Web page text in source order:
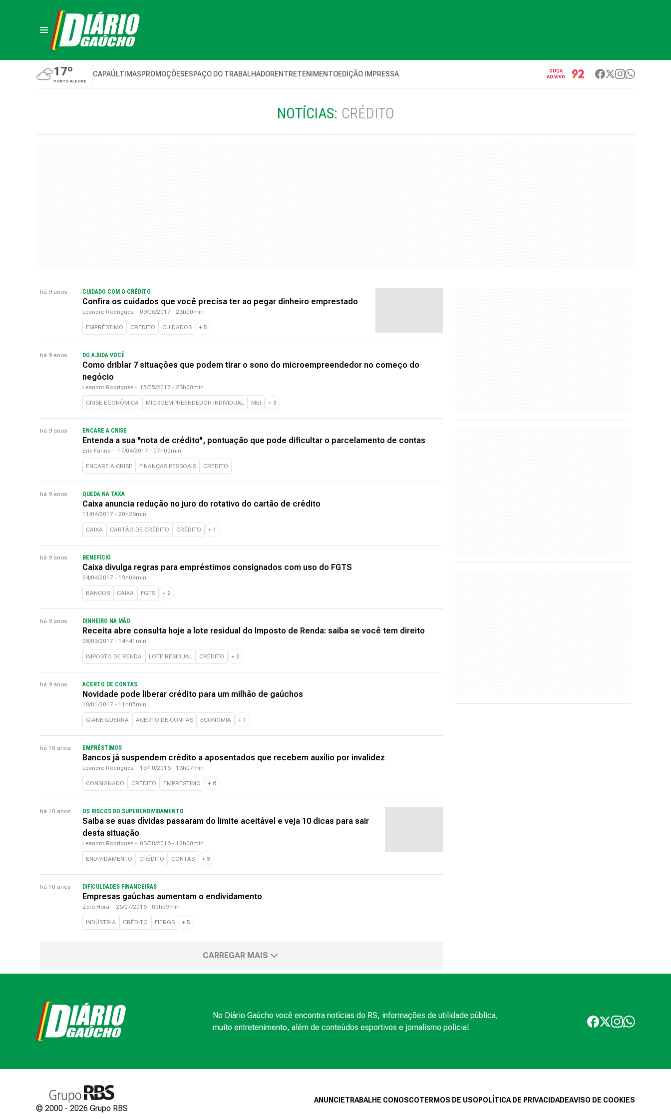
17º
PORTO ALEGRE
CAPAÚLTIMASPROMOÇÕESESPAÇO DO TRABALHADORENTRETENIMENTOEDIÇÃO IMPRESSA
OUÇA
AO VIVO
NOTÍCIAS: CRÉDITO
há 9 anos CUIDADO COM O CRÉDITO
Confira os cuidados que você precisa ter ao pegar dinheiro emprestado
Leandro Rodrigues - 09/06/2017 - 23h00min
EMPRÉSTIMO CRÉDITO CUIDADOS + 5
há 9 anos DG AJUDA VOCÊ
Como driblar 7 situações que podem tirar o sono do microempreendedor no começo do
negócio
Leandro Rodrigues - 15/05/2017 - 23h00min
CRISE ECONÔMICA MICROEMPREENDEDOR INDIVIDUAL MEI + 3
há 9 anos ENCARE A CRISE
Entenda a sua "nota de crédito", pontuação que pode dificultar o parcelamento de contas
Erik Farina - 17/04/2017 - 07h00min
ENCARE A CRISE FINANÇAS PESSOAIS CRÉDITO
há 9 anos QUEDA NA TAXA
Caixa anuncia redução no juro do rotativo do cartão de crédito
11/04/2017 - 20h26min
CAIXA CARTÃO DE CRÉDITO CRÉDITO + 1
há 9 anos BENEFÍCIO
Caixa divulga regras para empréstimos consignados com uso do FGTS
04/04/2017 - 19h04min
BANCOS CAIXA FGTS + 2
há 9 anos DINHEIRO NA MÃO
Receita abre consulta hoje a lote residual do Imposto de Renda: saiba se você tem direito
08/03/2017 - 14h41min
IMPOSTO DE RENDA LOTE RESIDUAL CRÉDITO + 2
há 9 anos ACERTO DE CONTAS
Novidade pode liberar crédito para um milhão de gaúchos
10/01/2017 - 11h05min
GIANE GUERRA ACERTO DE CONTAS ECONOMIA + 1
há 10 anos EMPRÉSTIMOS
Bancos já suspendem crédito a aposentados que recebem auxílio por invalidez
Leandro Rodrigues - 15/10/2016 - 13h07min
CONSIGNADO CRÉDITO EMPRÉSTIMO + 6
há 10 anos OS RISCOS DO SUPERENDIVIDAMENTO
Saiba se suas dívidas passaram do limite aceitável e veja 10 dicas para sair
desta situação
Leandro Rodrigues - 03/08/2016 - 12h00min
ENDIVIDAMENTO CRÉDITO CONTAS + 3
há 10 anos DIFICULDADES FINANCEIRAS
Empresas gaúchas aumentam o endividamento
Zero Hora - 26/07/2016 - 00h59min
INDÚSTRIA CRÉDITO FIERGS + 5
CARREGAR MAIS
No Diário Gaúcho você encontra notícias do RS, informações de utilidade pública,
muito entretenimento, além de conteúdos esportivos e jornalismo policial.
ANUNCIETRABALHE CONOSCOTERMOS DE USO POLÍTICA DE PRIVACIDADEAVISO DE COOKIES
© 2000 - 2026 Grupo RBS